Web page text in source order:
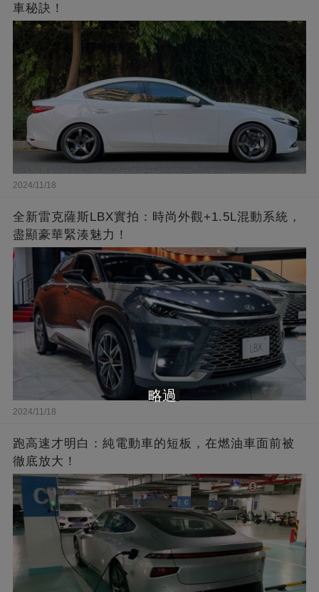
車秘訣！
2024/11/18
全新雷克薩斯LBX實拍：時尚外觀+1.5L混動系統，
盡顯豪華緊湊魅力！
2024/11/18
跑高速才明白：純電動車的短板，在燃油車面前被
徹底放大！
略過